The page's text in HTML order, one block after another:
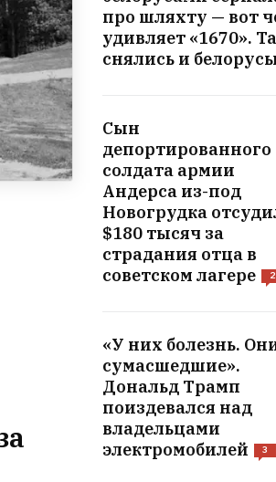
про шляхту — вот
удивляет «1670».
снялись и
Сын
депортированного
солдата армии
Андерса из-под
Новогрудка
$180 тысяч за
страдания отца в
советском лагере
2
«У них болезнь.
сумасшедшие».
Дональд Трамп
поиздевался над
владельцами
электромобилей
3